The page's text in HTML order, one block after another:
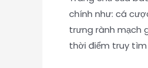
chính như: cá
trưng rành mạch
thời điểm truy tìm